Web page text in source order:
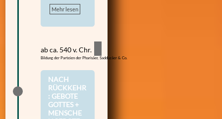
Mehr lesen
ab ca. 540 v. Chr.
Bildung der Parteien der Pharisäer, Sadduzäer & Co.
NACH
RÜCKKEHR
: GEBOTE
GOTTES +
MENSCHE